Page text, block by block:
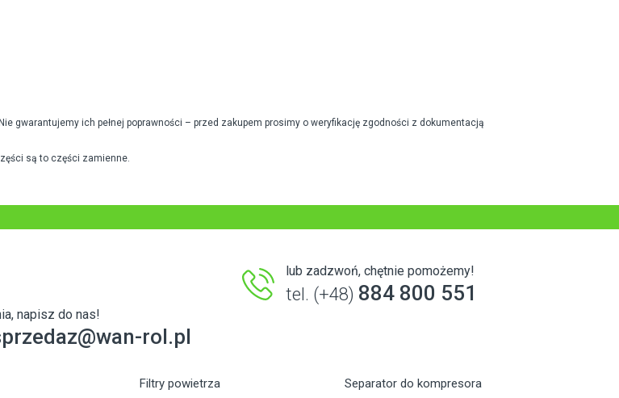
gwarantujemy ich pełnej poprawności – przed zakupem prosimy o weryfikację zgodności z dokumentacją
są to części zamienne.
napisz do nas!
rol.pl
lub zadzwoń, chętnie pomożemy!
tel. (+48) 884 800 551
Filtry powietrza Separator do kompresora